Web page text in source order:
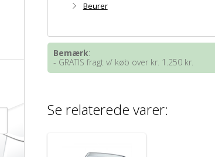
Beurer
Bemærk:
- GRATIS fragt v/ køb over kr. 1.250 kr.
Se relaterede varer: